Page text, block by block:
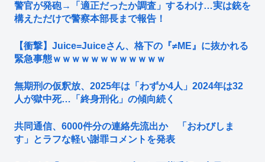
警官が発砲→「適正だったか調査」するわけ…実は銃を
構えただけで警察本部長まで報告！
【衝撃】Juice=Juiceさん、格下の『≠ME』に抜かれる
緊急事態ｗｗｗｗｗｗｗｗｗｗｗｗ
無期刑の仮釈放、2025年は「わずか4人」2024年は32
人が獄中死…「終身刑化」の傾向続く
共同通信、6000件分の連絡先流出か 「おわびしま
す」とラフな軽い謝罪コメントを発表